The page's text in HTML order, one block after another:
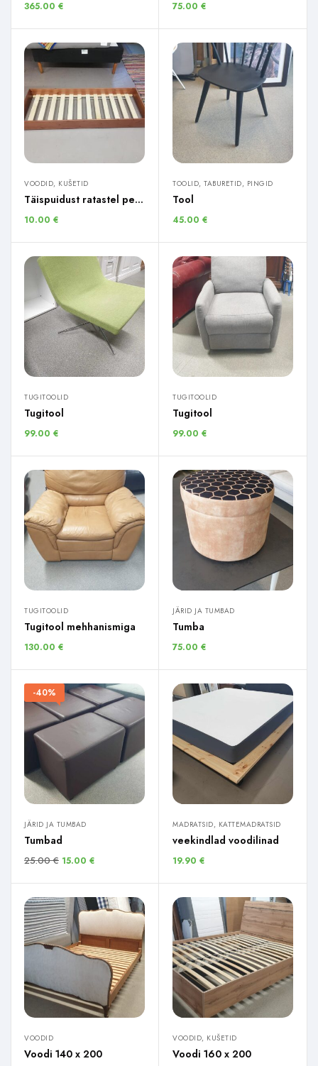
365.00 € 75.00 €
VOODID, KUŠETID
Täispuidust ratastel pesukast
10.00 €
TOOLID, TABURETID, PINGID
Tool
45.00 €
TUGITOOLID
Tugitool
99.00 €
TUGITOOLID
Tugitool
99.00 €
TUGITOOLID
Tugitool mehhanismiga
130.00 €
JÄRID JA TUMBAD
Tumba
75.00 €
-40%
JÄRID JA TUMBAD
Tumbad
25.00€ 15.00 €
MADRATSID, KATTEMADRATSID
veekindlad voodilinad
19.90 €
VOODID
Voodi 140 x 200
VOODID, KUŠETID
Voodi 160 x 200